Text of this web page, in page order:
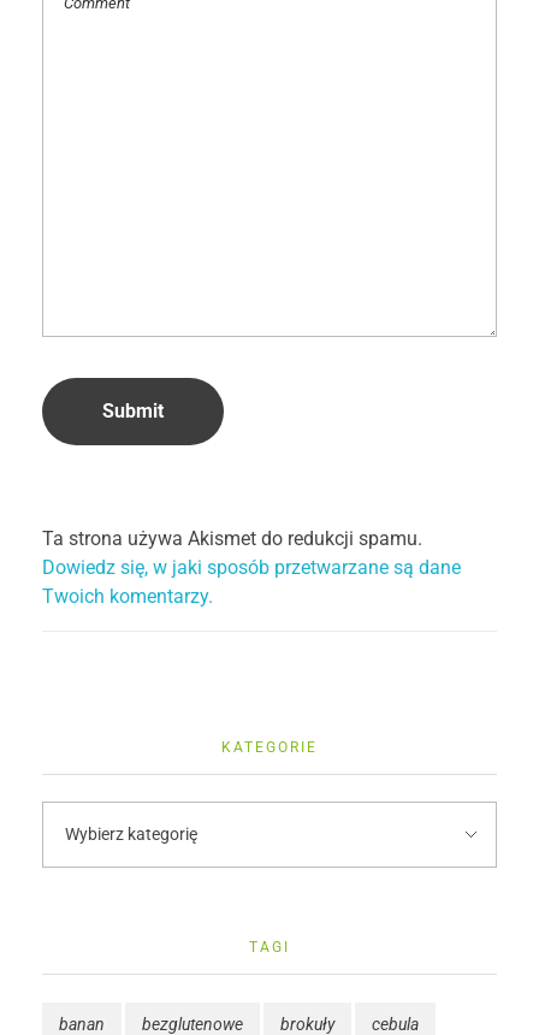
Ta strona używa Akismet do redukcji spamu.
Dowiedz się, w jaki sposób przetwarzane są dane
Twoich komentarzy.
KATEGORIE
TAGI
banan bezglutenowe brokuły cebula